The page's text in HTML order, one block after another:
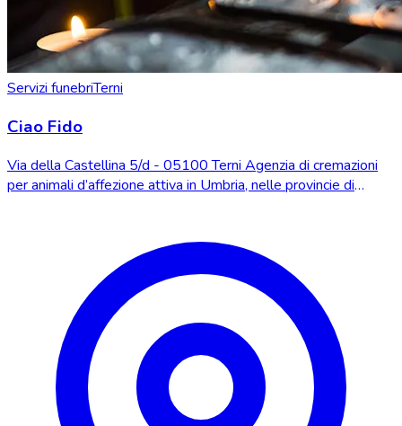
Servizi funebriTerni
Ciao Fido
Via della Castellina 5/d - 05100 Terni Agenzia di cremazioni
per animali d’affezione attiva in Umbria, nelle provincie di